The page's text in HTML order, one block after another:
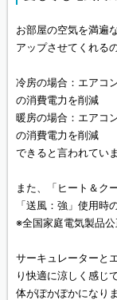
お部屋の空気を満遍
アップさせてくれる
冷房の場合：エアコ
の消費電力を削減
暖房の場合：エアコ
の消費電力を削減
できると言われてい
また、「ヒート＆ク
「送風：強」使用時
※全国家庭電気製品
サーキュレーターと
り快適に涼しく感じ
体がぽかぽかになりま